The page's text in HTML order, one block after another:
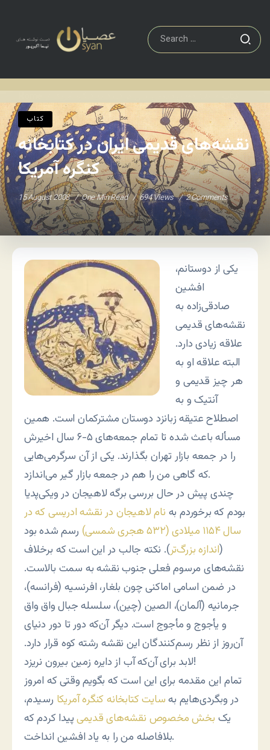
کتاب
نقشه‌های قدیمی ایران در کتابخانه
کنگره آمریکا
15 August 2008 One Min Read 694 Views 2 Comments
یکی از دوستانم،
افشین
صادقی‌زاده به
نقشه‌های قدیمی
علاقه زیادی دارد.
البته علاقه او به
هر چیز قدیمی و
آنتیک و به
اصطلاح عتیقه زبانزد دوستان مشترکمان است. همین
مسأله باعث شده تا تمام جمعه‌های ۵-۶ سال اخیرش
را در جمعه بازار تهران بگذارند. یکی از آن سرگرمی‌هایی
که گاهی من را هم در جمعه بازار گیر می‌اندازد.
چندی پیش در حال بررسی برگه لاهیجان در ویکی‌پدیا
بودم که برخوردم به نام لاهیجان در نقشه ادریسی که در
سال ۱۱۵۴ میلادی (۵۳۲ هجری شمسی)
رسم شده بود
(اندازه بزرگ‌تر). نکته جالب در این است که برخلاف
نقشه‌های مرسوم فعلی جنوب نقشه به سمت بالاست.
در ضمن اسامی اماکنی چون بلغار، افرنسیه (فرانسه)،
جرمانیه (آلمان)، الصین (چین)، سلسله جبال واق واق
و یأجوج و مأجوج است. دیگر آن‌که دور تا دور دنیای
آن‌روز از نظر رسم‌کنندگان این نقشه رشته کوه قرار دارد.
لابد برای آن‌که آب از دایره زمین بیرون نریزد!
تمام این مقدمه برای این است که بگویم وقتی که امروز
در وبگردی‌هایم بهسایت کتابخانه کنگره آمریکا رسیدم،
یک بخش مخصوص نقشه‌های قدیمیپیدا کردم که
بلافاصله من را به یاد افشین انداخت.